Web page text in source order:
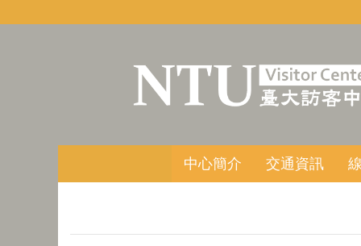
中心簡介 交通資訊